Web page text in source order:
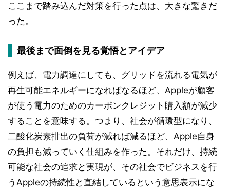
ここまで踏み込んだ対策を行った点は、大きな驚きだ
った。
最後まで面倒を見る覚悟とアイデア
例えば、電力調達にしても、グリッドを流れる電気が
再生可能エネルギーになればなるほど、Appleが顧客
が使う電力のためのカーボンクレジット購入額が減少
することを意味する。つまり、社会が循環型になり、
二酸化炭素排出の負荷が減れば減るほど、Apple自身
の負担も減っていく仕組みを作った。それだけ、持続
可能な社会の追求と実現が、その社会でビジネスを行
うAppleの持続性と直結しているという意思表示にな